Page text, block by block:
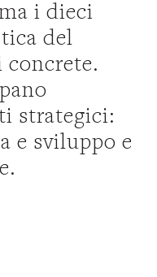
i dieci
del
concrete.
strategici:
e sviluppo e